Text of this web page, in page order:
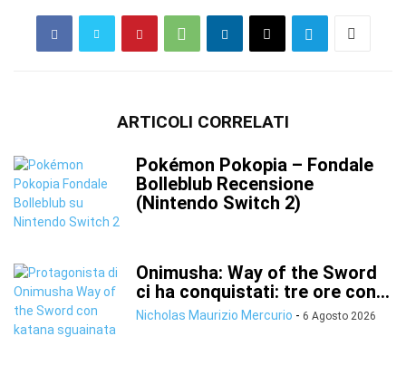
ARTICOLI CORRELATI
Pokémon Pokopia – Fondale
Bolleblub Recensione
(Nintendo Switch 2)
Onimusha: Way of the Sword
ci ha conquistati: tre ore con...
Nicholas Maurizio Mercurio - 6 Agosto 2026